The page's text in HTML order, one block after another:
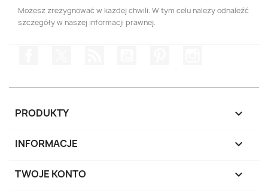
Możesz zrezygnować w każdej chwili. W tym celu należy odnaleźć
szczegóły w naszej informacji prawnej.
PRODUKTY 
INFORMACJE 
TWOJE KONTO 